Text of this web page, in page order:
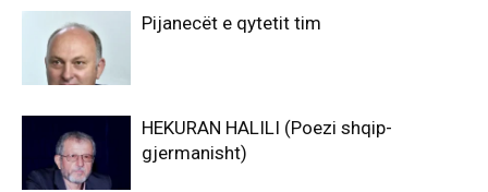
Pijanecët e qytetit tim
HEKURAN HALILI (Poezi shqip-
gjermanisht)